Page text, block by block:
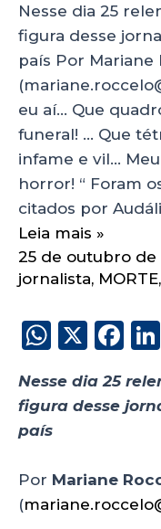
Nesse dia 25
figura desse
país Por Mariane
eu aí… Que
funeral! … Que
infame e vil…
horror! “ Foram
citados por
Leia mais »
25 de outubro de
jornalista, MORTE,
W
a
ts
p
p
X
F
c
e
o
o
Nesse dia 25
figura desse
país
Por Mariane
(